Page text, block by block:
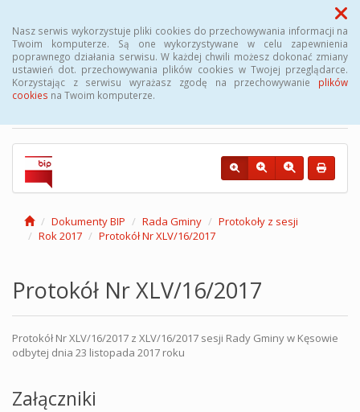
Nasz serwis wykorzystuje pliki cookies do przechowywania informacji na
Twoim komputerze. Są one wykorzystywane w celu zapewnienia
poprawnego działania serwisu. W każdej chwili możesz dokonać zmiany
ustawień dot. przechowywania plików cookies w Twojej przeglądarce.
Korzystając z serwisu wyrażasz zgodę na przechowywanie plików
cookies na Twoim komputerze.
Menu
Biuletyn Informacji
Publicznej Gminy Kęsowo
Dokumenty BIP Rada Gminy
Protokoły z sesji
Rok 2017
Protokół Nr XLV/16/2017
Protokół Nr XLV/16/2017
Protokół Nr XLV/16/2017 z XLV/16/2017 sesji Rady Gminy w Kęsowie
odbytej dnia 23 listopada 2017 roku
Załączniki